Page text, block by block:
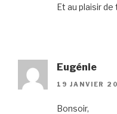
Et au plaisir
Eugénie
19 JANVIER
Bonsoir,